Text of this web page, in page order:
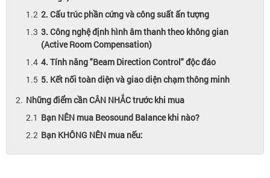
2. Cấu trúc phần cứng và công suất ấn tượng
3. Công nghệ định hình âm thanh theo không gian
(Active Room Compensation)
4. Tính năng "Beam Direction Control" độc đáo
5. Kết nối toàn diện và giao diện chạm thông minh
Những điểm cần CÂN NHẮC trước khi mua
Bạn NÊN mua Beosound Balance khi nào?
Bạn KHÔNG NÊN mua nếu: